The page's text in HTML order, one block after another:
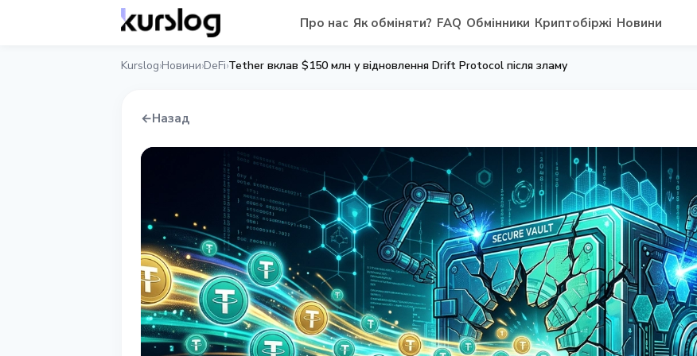
Про нас Як обміняти? FAQ Обмінники Криптобіржі Новини
Kurslog›Новини›DeFi›Tether вклав $150 млн у відновлення Drift Protocol після зламу
←Назад